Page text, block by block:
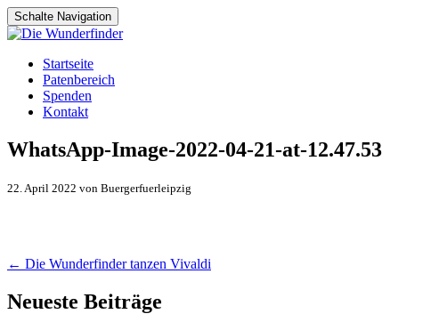
Schalte Navigation
Zum
Inhalt
springen
Startseite
Patenbereich
Spenden
Kontakt
WhatsApp-Image-2022-04-21-at-12.47.53
22. April 2022 von Buergerfuerleipzig
Artikel-
Navigation
← Die Wunderfinder tanzen Vivaldi
Neueste Beiträge